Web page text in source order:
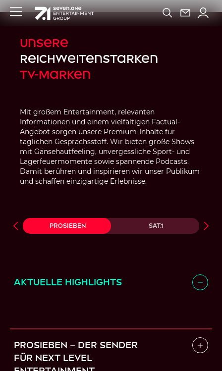
Unsere
Reichweitenstarken
TV-Marken
Mit großem Entertainment, relevanten
Informationen und einem vielfältigen Factual-
Angebot sorgen unsere Premium-Inhalte für
täglichen Gesprächsstoff. Wir bieten große Shows
mit Gänsehautfeeling, unvergessliche Sport- und
Lagerfeuermomente sowie spannende Podcasts.
Damit berühren und inspirieren wir unser Publikum
und schaffen einzigartige Erlebnisse.
ProSieben Sat.1
Aktuelle Highlights
ProSieben – Der Sender
für Next Level